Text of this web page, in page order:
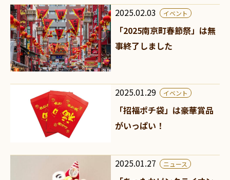
2025.02.03 イベント
「2025南京町春節祭」は無
事終了しました
2025.01.29 イベント
「招福ポチ袋」は豪華賞品
がいっぱい！
2025.01.27 ニュース